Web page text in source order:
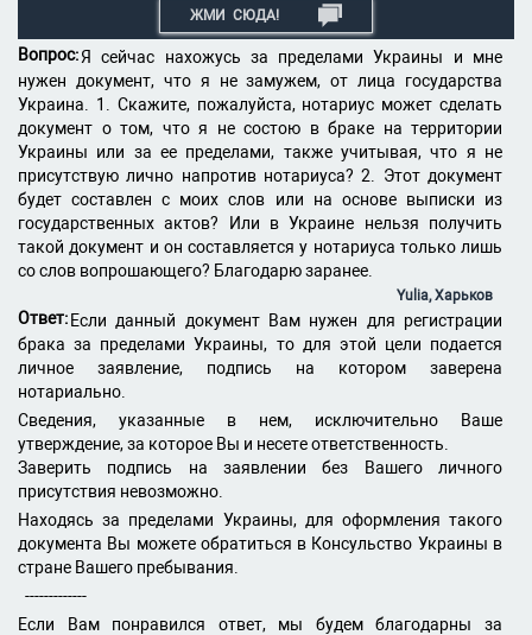
ЖМИ СЮДА!
Вопрос:Я сейчас нахожусь за пределами Украины и мне
нужен документ, что я не замужем, от лица государства
Украина. 1. Скажите, пожалуйста, нотариус может сделать
документ о том, что я не состою в браке на территории
Украины или за ее пределами, также учитывая, что я не
присутствую лично напротив нотариуса? 2. Этот документ
будет составлен с моих слов или на основе выписки из
государственных актов? Или в Украине нельзя получить
такой документ и он составляется у нотариуса только лишь
со слов вопрошающего? Благодарю заранее.
Yulia, Харьков
Ответ: Если данный документ Вам нужен для регистрации
брака за пределами Украины, то для этой цели подается
личное заявление, подпись на котором заверена
нотариально.
Сведения, указанные в нем, исключительно Ваше
утверждение, за которое Вы и несете ответственность.
Заверить подпись на заявлении без Вашего личного
присутствия невозможно.
Находясь за пределами Украины, для оформления такого
документа Вы можете обратиться в Консульство Украины в
стране Вашего пребывания.
-------------
Если Вам понравился ответ, мы будем благодарны за